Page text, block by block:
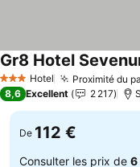
3 ÉtoilesHotel Proximité du
Gr8 Hotel
8,6 Excellent 2 217
De 112 €
Consulter les prix de 6